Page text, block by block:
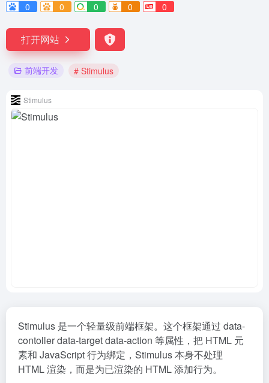
0
0 0 0 0
打开网站
前端开发 # Stimulus
Stimulus
Stimulus 是一个轻量级前端框架。这个框架通过 data-
contoller data-target data-action 等属性，把 HTML 元
素和 JavaScript 行为绑定，Stimulus 本身不处理
HTML 渲染，而是为已渲染的 HTML 添加行为。